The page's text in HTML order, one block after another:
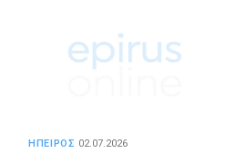
ΗΠΕΙΡΟΣ 02.07.2026